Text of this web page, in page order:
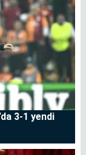
3-1 yendi